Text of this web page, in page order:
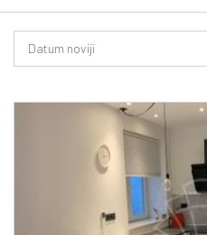
Datum noviji